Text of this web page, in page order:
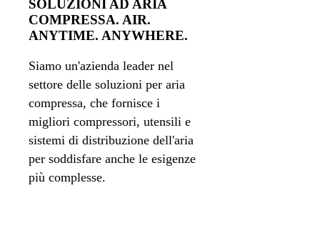
SOLUZIONI AD ARIA
COMPRESSA. AIR.
ANYTIME. ANYWHERE.
Siamo un'azienda leader nel
settore delle soluzioni per aria
compressa, che fornisce i
migliori compressori, utensili e
sistemi di distribuzione dell'aria
per soddisfare anche le esigenze
più complesse.